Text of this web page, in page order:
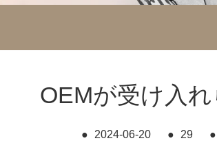
OEMが受け入
● 2024-06-20 ● 29 ●